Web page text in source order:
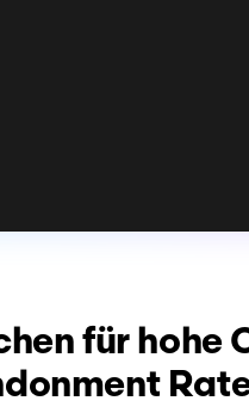
für hohe